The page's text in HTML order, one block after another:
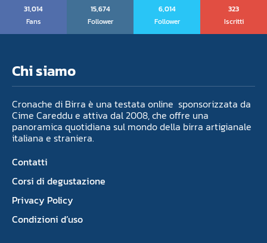
31,014
Fans
15,674
Follower
6,014
Follower
323
Iscritti
Chi siamo
Cronache di Birra è una testata online sponsorizzata da
Cime Careddu e attiva dal 2008, che offre una
panoramica quotidiana sul mondo della birra artigianale
italiana e straniera.
Contatti
Corsi di degustazione
Privacy Policy
Condizioni d’uso